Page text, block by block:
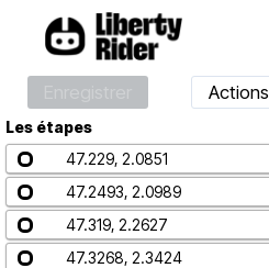
Actions
Les étapes
47.229, 2.0851
47.2493, 2.0989
47.319, 2.2627
47.3268, 2.3424